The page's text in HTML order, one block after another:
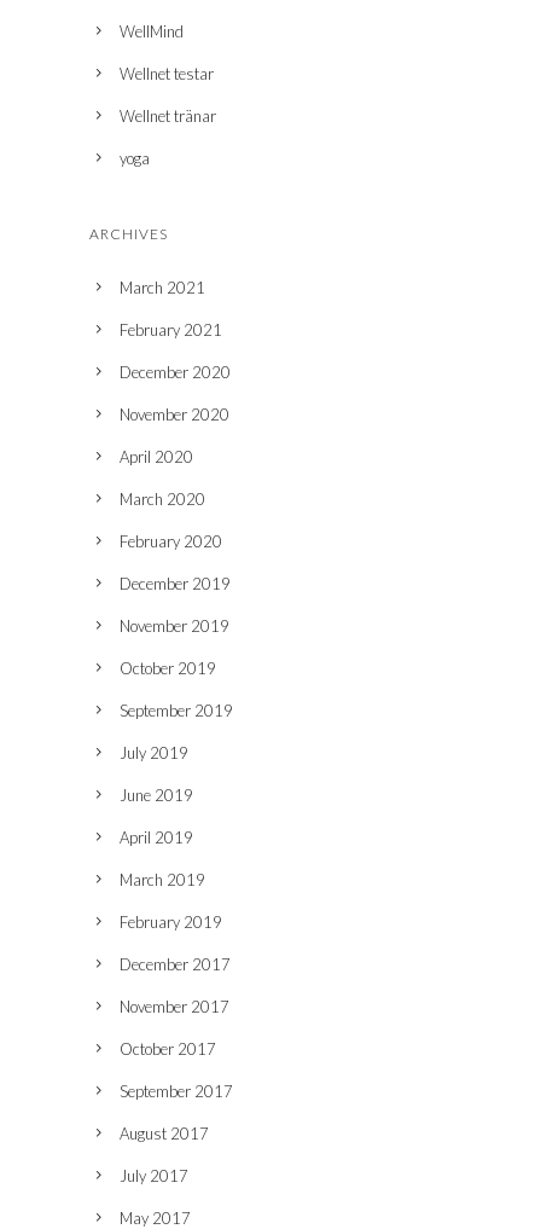
WellMind
Wellnet testar
Wellnet tränar
yoga
ARCHIVES
March 2021
February 2021
December 2020
November 2020
April 2020
March 2020
February 2020
December 2019
November 2019
October 2019
September 2019
July 2019
June 2019
April 2019
March 2019
February 2019
December 2017
November 2017
October 2017
September 2017
August 2017
July 2017
May 2017